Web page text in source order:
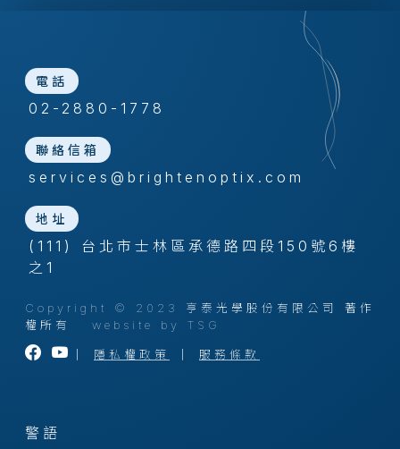
電話
02-2880-1778
聯絡信箱
services@brightenoptix.com
地址
(111) 台北市士林區承德路四段150號6樓
之1
Copyright © 2023 亨泰光學股份有限公司 著作
權所有 website by TSG
隱私權政策 服務條款
警語